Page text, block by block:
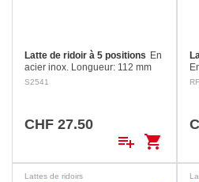
Latte de ridoir à 5 positions En
acier inox. Longueur: 112 mm
Axe: 4.8 mm Ajustable de 60 à
S2541
CHF 27.50
playlist_add shopping_cart
Lattes de ridoirs